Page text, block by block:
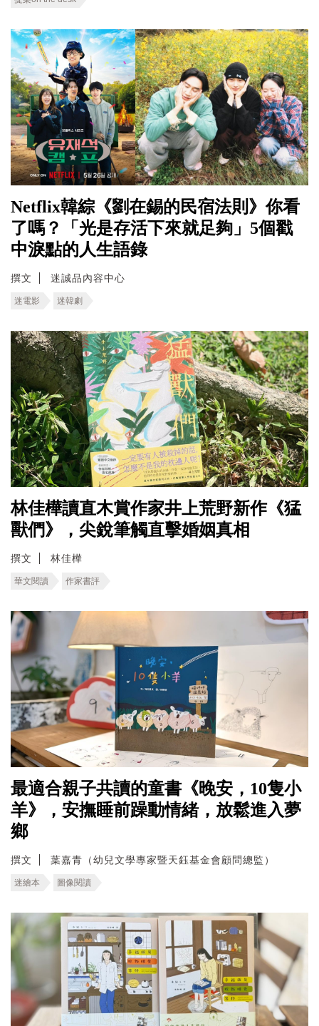
Netflix韓綜《劉在錫的民宿法則》你看
了嗎？「光是存活下來就足夠」5個戳
中淚點的人生語錄
撰文 迷誠品內容中心
迷電影 迷韓劇
林佳樺讀直木賞作家井上荒野新作《猛
獸們》，尖銳筆觸直擊婚姻真相
撰文 林佳樺
華文閱讀 作家書評
最適合親子共讀的童書《晚安，10隻小
羊》，安撫睡前躁動情緒，放鬆進入夢
鄉
撰文 葉嘉青（幼兒文學專家暨天鈺基金會顧問總監）
迷繪本 圖像閱讀